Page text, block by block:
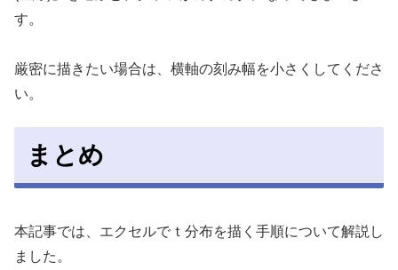
す。
厳密に描きたい場合は、横軸の刻み幅を小さくしてくださ
い。
まとめ
本記事では、エクセルでｔ分布を描く手順について解説し
ました。